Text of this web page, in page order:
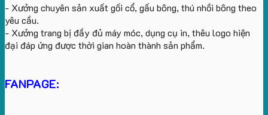
- Xưởng chuyên sản xuất gối cổ, gấu bông, thú nhồi bông theo
yêu cầu.
- Xưởng trang bị đầy đủ máy móc, dụng cụ in, thêu logo hiện
đại đáp ứng được thời gian hoàn thành sản phẩm.
FANPAGE: